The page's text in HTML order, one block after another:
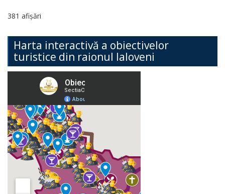
381 afișări
Harta interactivă a obiectivelor
turistice din raionul Ialoveni